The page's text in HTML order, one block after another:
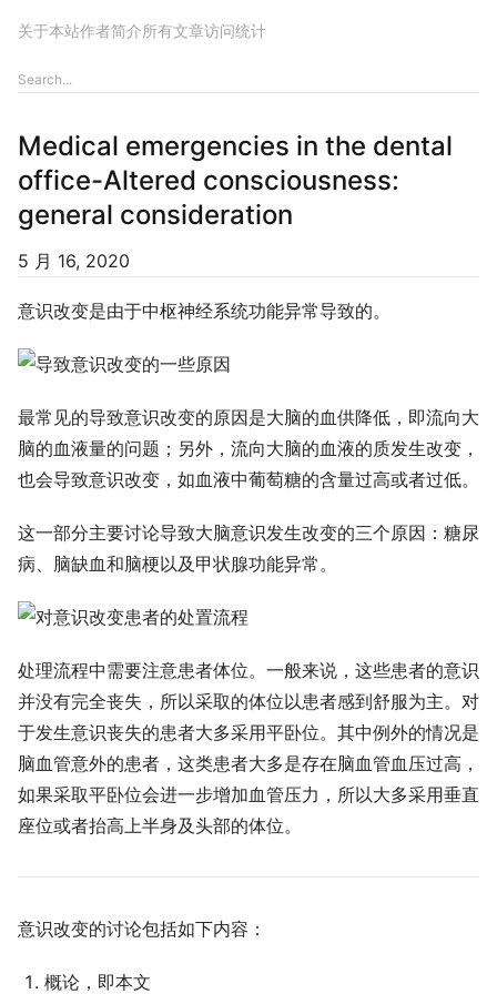
关于本站作者简介所有文章访问统计
Medical emergencies in the dental
office-Altered consciousness:
general consideration
5 月 16, 2020
意识改变是由于中枢神经系统功能异常导致的。
最常见的导致意识改变的原因是大脑的血供降低，即流向大
脑的血液量的问题；另外，流向大脑的血液的质发生改变，
也会导致意识改变，如血液中葡萄糖的含量过高或者过低。
这一部分主要讨论导致大脑意识发生改变的三个原因：糖尿
病、脑缺血和脑梗以及甲状腺功能异常。
处理流程中需要注意患者体位。一般来说，这些患者的意识
并没有完全丧失，所以采取的体位以患者感到舒服为主。对
于发生意识丧失的患者大多采用平卧位。其中例外的情况是
脑血管意外的患者，这类患者大多是存在脑血管血压过高，
如果采取平卧位会进一步增加血管压力，所以大多采用垂直
座位或者抬高上半身及头部的体位。
意识改变的讨论包括如下内容：
概论，即本文